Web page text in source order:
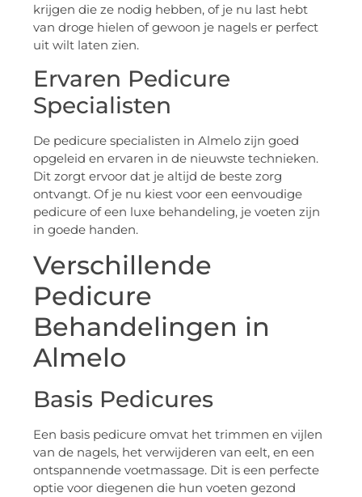
krijgen die ze nodig hebben, of je nu last hebt
van droge hielen of gewoon je nagels er perfect
uit wilt laten zien.
Ervaren Pedicure
Specialisten
De pedicure specialisten in Almelo zijn goed
opgeleid en ervaren in de nieuwste technieken.
Dit zorgt ervoor dat je altijd de beste zorg
ontvangt. Of je nu kiest voor een eenvoudige
pedicure of een luxe behandeling, je voeten zijn
in goede handen.
Verschillende
Pedicure
Behandelingen in
Almelo
Basis Pedicures
Een basis pedicure omvat het trimmen en vijlen
van de nagels, het verwijderen van eelt, en een
ontspannende voetmassage. Dit is een perfecte
optie voor diegenen die hun voeten gezond